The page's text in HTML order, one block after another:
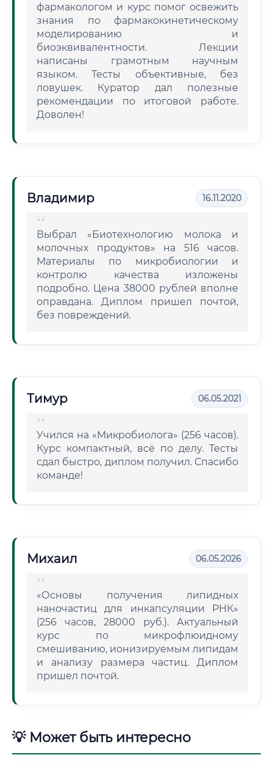
фармакологом и курс помог освежить
знания по фармакокинетическому
моделированию и
биоэквивалентности. Лекции
написаны грамотным научным
языком. Тесты объективные, без
ловушек. Куратор дал полезные
рекомендации по итоговой работе.
Доволен!
Владимир 16.11.2020
Выбрал «Биотехнологию молока и
молочных продуктов» на 516 часов.
Материалы по микробиологии и
контролю качества изложены
подробно. Цена 38000 рублей вполне
оправдана. Диплом пришел почтой,
без повреждений.
Тимур 06.05.2021
Учился на «Микробиолога» (256 часов).
Курс компактный, всё по делу. Тесты
сдал быстро, диплом получил. Спасибо
команде!
Михаил 06.05.2026
«Основы получения липидных
наночастиц для инкапсуляции РНК»
(256 часов, 28000 руб.). Актуальный
курс по микрофлюидному
смешиванию, ионизируемым липидам
и анализу размера частиц. Диплом
пришел почтой.
💡 Может быть интересно